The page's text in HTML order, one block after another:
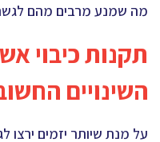
מה שמנע מרבים מהם
השינויים